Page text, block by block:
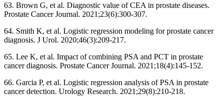
63. Brown G, et al. Diagnostic value of CEA in prostate diseases.
Prostate Cancer Journal. 2021;23(6):300-307.
64. Smith K, et al. Logistic regression modeling for prostate cancer
diagnosis. J Urol. 2020;46(3):209-217.
65. Lee K, et al. Impact of combining PSA and PCT in prostate
cancer diagnosis. Prostate Cancer Journal. 2021;18(4):145-152.
66. Garcia P, et al. Logistic regression analysis of PSA in prostate
cancer detection. Urology Research. 2021;29(8):210-218.